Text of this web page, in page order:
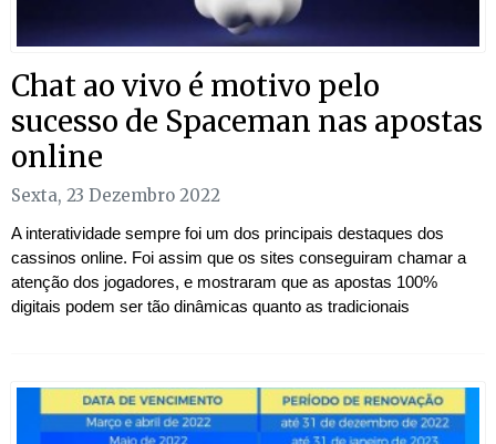
Chat ao vivo é motivo pelo
sucesso de Spaceman nas apostas
online
Sexta, 23 Dezembro 2022
A interatividade sempre foi um dos principais destaques dos
cassinos online. Foi assim que os sites conseguiram chamar a
atenção dos jogadores, e mostraram que as apostas 100%
digitais podem ser tão dinâmicas quanto as tradicionais